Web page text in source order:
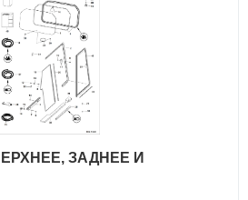
ЗАДНЕЕ И